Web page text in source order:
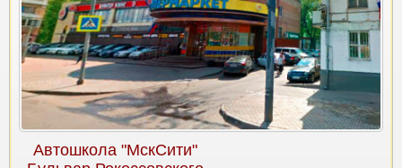
Автошкола "МскСити"